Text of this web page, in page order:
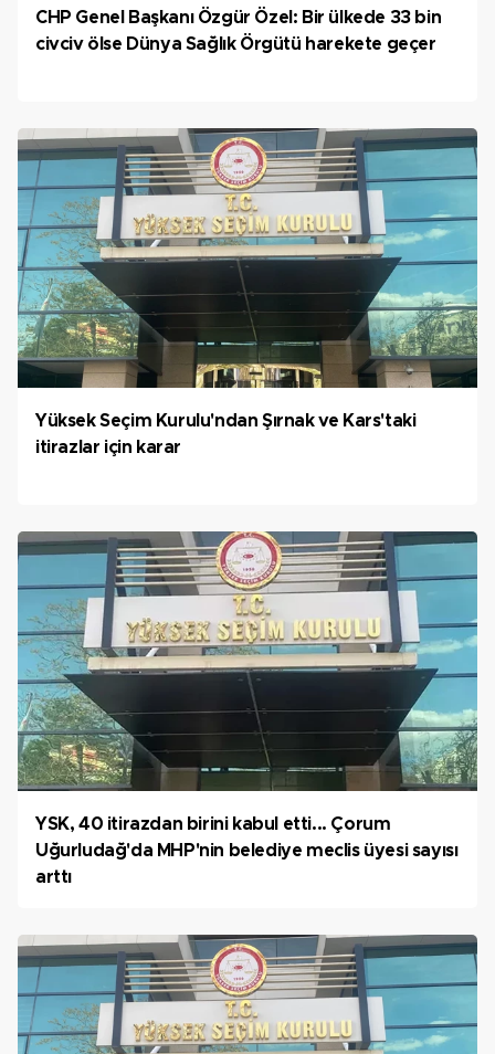
CHP Genel Başkanı Özgür Özel: Bir ülkede 33 bin
civciv ölse Dünya Sağlık Örgütü harekete geçer
Yüksek Seçim Kurulu'ndan Şırnak ve Kars'taki
itirazlar için karar
YSK, 40 itirazdan birini kabul etti... Çorum
Uğurludağ'da MHP'nin belediye meclis üyesi sayısı
arttı